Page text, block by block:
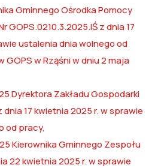
Gminnego Ośrodka Pomocy
GOPS.0210.3.2025.IŚ z dnia 17
ustalenia dnia wolnego od
w Rząśni w dniu 2 maja
Dyrektora Zakładu Gospodarki
17 kwietnia 2025 r. w sprawie
od pracy,
Kierownika Gminnego Zespołu
22 kwietnia 2025 r. w sprawie